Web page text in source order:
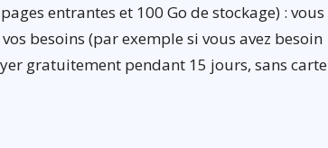
entrantes et 100 Go de stockage) : vous
besoins (par exemple si vous avez besoin
gratuitement pendant 15 jours, sans carte